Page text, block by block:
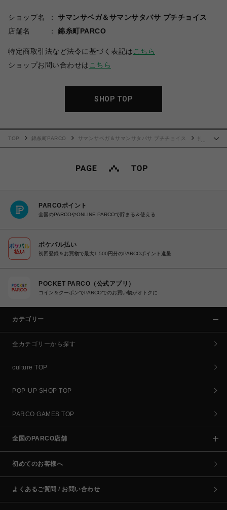
ショップ名
サマンサベガ＆サマンサタバサ プチチョイス
店舗名
錦糸町PARCO
特定商取引法など法令に基づく表記は こちら
ショップお問い合わせは こちら
SHOP TOP
TOP 錦糸町PARCO サマンサベガ＆サマンサタバサ プチチョイス
推
PARCOポイント
全国のPARCOやONLINE PARCOで貯まる＆使える
ポケパル払い
初回登録＆お買物で最大1,500円分のPARCOポイント進呈
POCKET PARCO（公式アプリ）
コイン＆クーポンでPARCOでのお買い物がオトクに
カテゴリー
全カテゴリーから探す
culture TOP
POP-UP SHOP TOP
PARCO GAMES TOP
全国のPARCO店舗
初めてのお客様へ
よくあるご質問 / お問い合わせ